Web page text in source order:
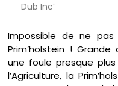
Dub Inc’
Impossible de ne pas
Prim’holstein !
une foule presque
l’Agriculture, la